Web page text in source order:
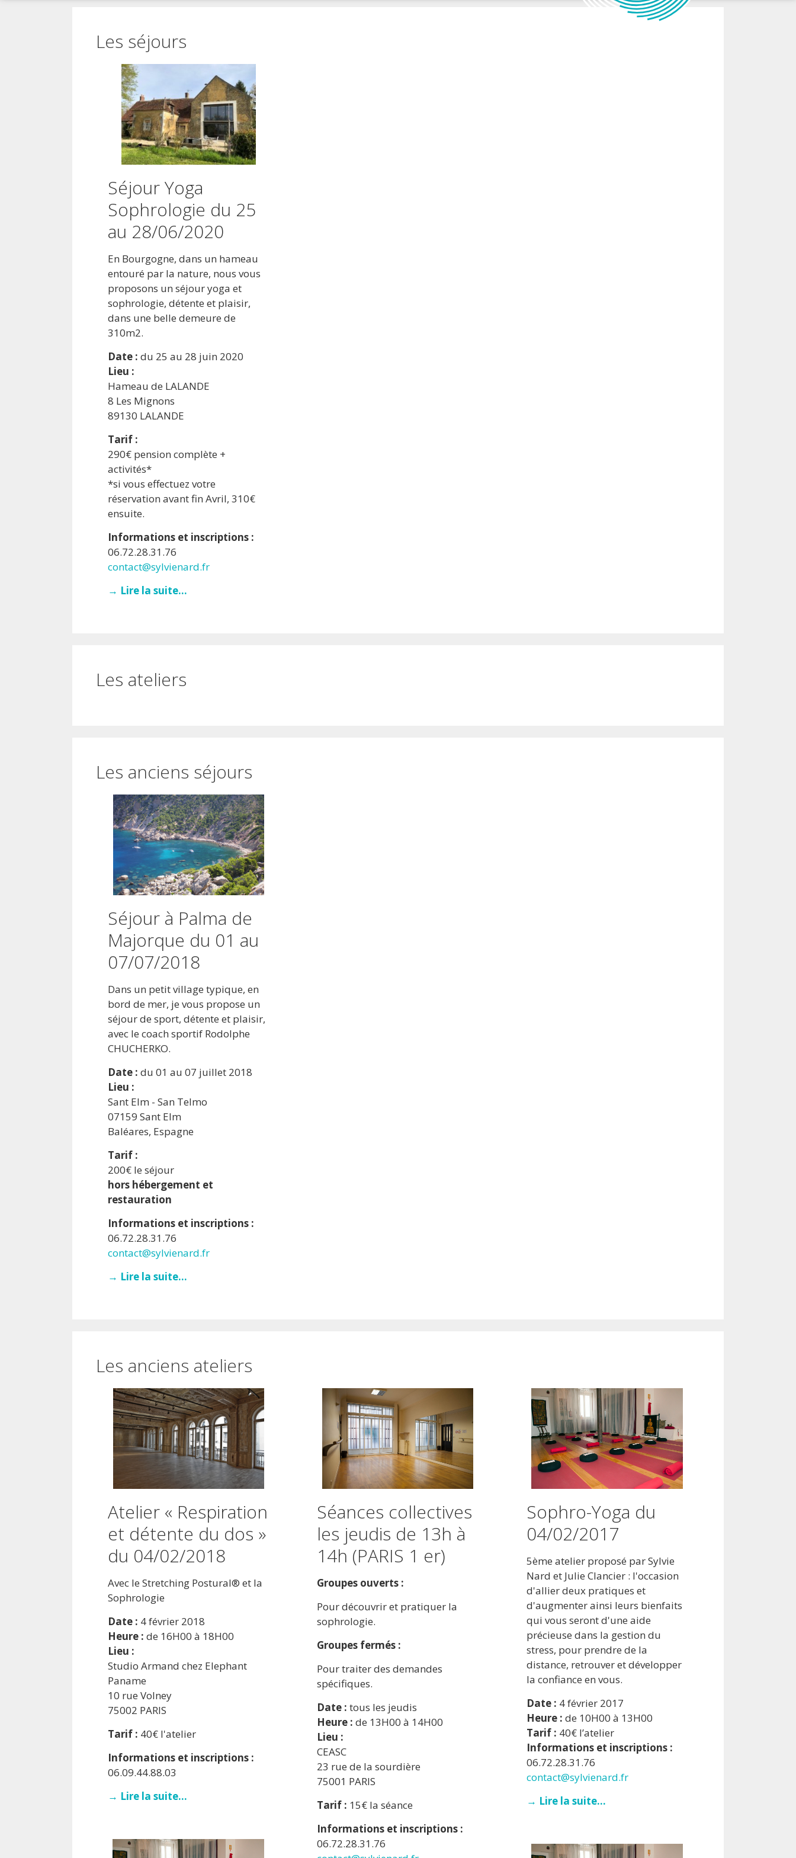
Les séjours
Séjour Yoga
Sophrologie du 25
au 28/06/2020
En Bourgogne, dans un hameau
entouré par la nature, nous vous
proposons un séjour yoga et
sophrologie, détente et plaisir,
dans une belle demeure de
310m2.
Date : du 25 au 28 juin 2020
Lieu :
Hameau de LALANDE
8 Les Mignons
89130 LALANDE
Tarif :
290€ pension complète +
activités*
*si vous effectuez votre
réservation avant fin Avril, 310€
ensuite.
Informations et inscriptions :
06.72.28.31.76
contact@sylvienard.fr
→ Lire la suite...
Les ateliers
Les anciens séjours
Séjour à Palma de
Majorque du 01 au
07/07/2018
Dans un petit village typique, en
bord de mer, je vous propose un
séjour de sport, détente et plaisir,
avec le coach sportif Rodolphe
CHUCHERKO.
Date : du 01 au 07 juillet 2018
Lieu :
Sant Elm - San Telmo
07159 Sant Elm
Baléares, Espagne
Tarif :
200€ le séjour
hors hébergement et
restauration
Informations et inscriptions :
06.72.28.31.76
contact@sylvienard.fr
→ Lire la suite...
Les anciens ateliers
Atelier « Respiration
et détente du dos »
du 04/02/2018
Avec le Stretching Postural® et la
Sophrologie
Date : 4 février 2018
Heure : de 16H00 à 18H00
Lieu :
Studio Armand chez Elephant
Paname
10 rue Volney
75002 PARIS
Tarif : 40€ l'atelier
Informations et inscriptions :
06.09.44.88.03
→ Lire la suite...
Séances collectives
les jeudis de 13h à
14h (PARIS 1 er)
Groupes ouverts :
Pour découvrir et pratiquer la
sophrologie.
Groupes fermés :
Pour traiter des demandes
spécifiques.
Date : tous les jeudis
Heure : de 13H00 à 14H00
Lieu :
CEASC
23 rue de la sourdière
75001 PARIS
Tarif : 15€ la séance
Informations et inscriptions :
06.72.28.31.76
Sophro-Yoga du
04/02/2017
5ème atelier proposé par Sylvie
Nard et Julie Clancier : l'occasion
d'allier deux pratiques et
d'augmenter ainsi leurs bienfaits
qui vous seront d'une aide
précieuse dans la gestion du
stress, pour prendre de la
distance, retrouver et développer
la confiance en vous.
Date : 4 février 2017
Heure : de 10H00 à 13H00
Tarif : 40€ l’atelier
Informations et inscriptions :
06.72.28.31.76
contact@sylvienard.fr
→ Lire la suite...